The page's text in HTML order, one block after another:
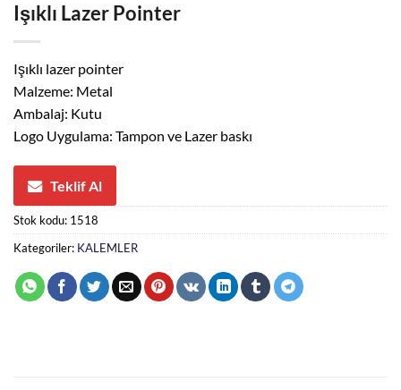
Işıklı Lazer Pointer
Işıklı lazer pointer
Malzeme: Metal
Ambalaj: Kutu
Logo Uygulama: Tampon ve Lazer baskı
Teklif Al
Stok kodu: 1518
Kategoriler: KALEMLER